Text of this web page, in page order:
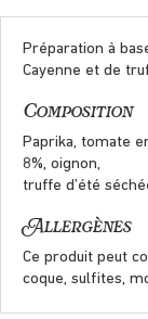
Préparation à
Cayenne et de
Composition
Paprika, tomate
8%, oignon,
truffe d’été
Allergènes
Ce produit peut
coque, sulfites,